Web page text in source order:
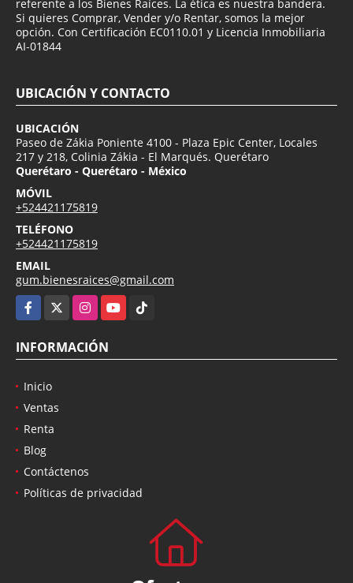
referente a los Bienes Raíces. La ética es nuestra bandera.
Si quieres Comprar, Vender y/o Rentar, somos la mejor
opción. Con Certificación EC0110.01 y Licencia Inmobiliaria
AI-01844
UBICACIÓN Y CONTACTO
UBICACIÓN
Paseo de Zákia Poniente 4100 - Plaza Epic Center, Locales
217 y 218, Colinia Zákia - El Marqués. Querétaro
Querétaro - Querétaro - México
MÓVIL
+524421175819
TELÉFONO
+524421175819
EMAIL
gum.bienesraices@gmail.com
Facebook
InstagramYouTubeTikTok
INFORMACIÓN
Inicio
Ventas
Renta
Blog
Contáctenos
Políticas de privacidad